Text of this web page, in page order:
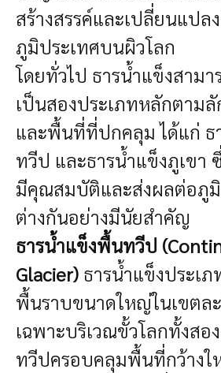
สร้างสรรค์และเปลี่ยนแป
ภูมิประเทศบนผิวโลก
โดยทั่วไป ธารน้ำแข็งสาม
เป็นสองประเภทหลักตาม
และพื้นที่ที่ปกคลุม ได้แก่ ธ
ทวีป และธารน้ำแข็งภูเขา
มีคุณสมบัติและส่งผลต่อภู
ต่างกันอย่างมีนัยสำคัญ
ธารน้ำแข็งพื้นทวีป
Glacier) ธารน้ำแข็งประเ
พื้นราบขนาดใหญ่ในเขตล
เฉพาะบริเวณขั้วโลกทั้งสอ
ทวีปครอบคลุมพื้นที่กว้างใ